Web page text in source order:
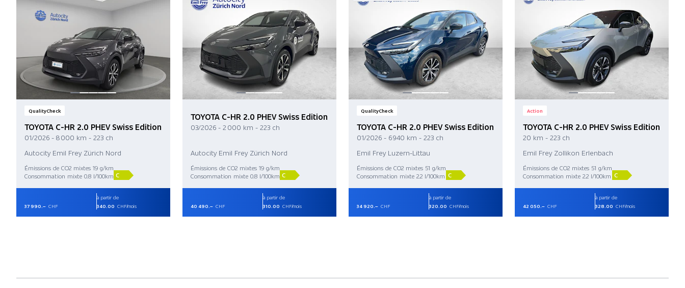
QualityCheck
TOYOTA C-HR 2.0 PHEV Swiss Edition
01/2026 - 8 000 km - 223 ch
Autocity Emil Frey Zürich Nord
Émissions de CO2 mixtes 19 g/km
Consommation mixte 0.8 l/100km C
37 990.– CHF
à partir de
340.00 CHF/mois
TOYOTA C-HR 2.0 PHEV Swiss Edition
03/2026 - 2 000 km - 223 ch
Autocity Emil Frey Zürich Nord
Émissions de CO2 mixtes 19 g/km
Consommation mixte 0.8 l/100km C
40 490.– CHF
à partir de
310.00 CHF/mois
QualityCheck
TOYOTA C-HR 2.0 PHEV Swiss Edition
01/2026 - 6 940 km - 223 ch
Emil Frey Luzern-Littau
Émissions de CO2 mixtes 51 g/km
Consommation mixte 2.2 l/100km C
34 920.– CHF
à partir de
320.00 CHF/mois
Action
TOYOTA C-HR 2.0 PHEV Swiss Edition
20 km - 223 ch
Emil Frey Zollikon Erlenbach
Émissions de CO2 mixtes 51 g/km
Consommation mixte 2.2 l/100km C
42 050.– CHF
à partir de
328.00 CHF/mois